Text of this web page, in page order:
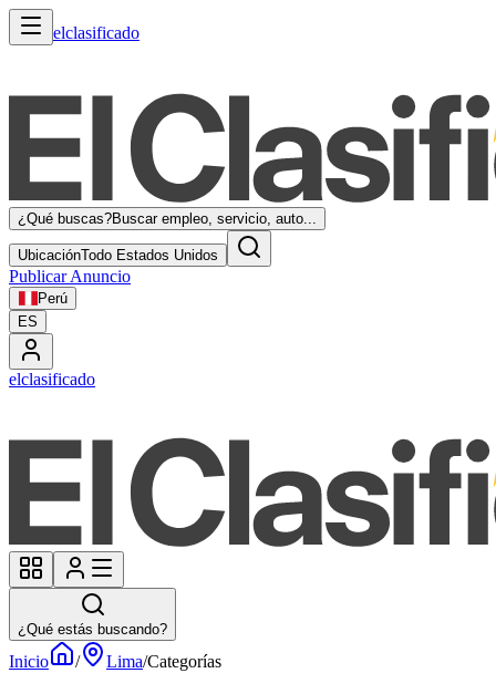
elclasificado
¿Qué buscas?Buscar empleo, servicio, auto...
UbicaciónTodo Estados Unidos
Publicar Anuncio
Perú
ES
elclasificado
¿Qué estás buscando?
Inicio / Lima/Categorías